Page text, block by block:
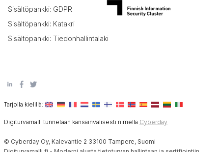
Sisältöpankki: GDPR
Sisältöpankki: Katakri
Sisältöpankki: Tiedonhallintalaki
Tarjolla kielillä:
Digiturvamalli tunnetaan kansainvälisesti nimellä Cyberday
© Cyberday Oy, Kalevantie 2 33100 Tampere, Suomi